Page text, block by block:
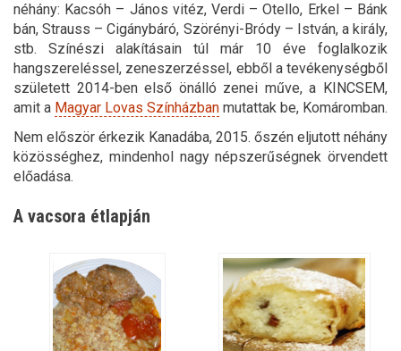
néhány: Kacsóh – János vitéz, Verdi – Otello, Erkel – Bánk
bán, Strauss – Cigánybáró, Szörényi-Bródy – István, a király,
stb. Színészi alakításain túl már 10 éve foglalkozik
hangszereléssel, zeneszerzéssel, ebből a tevékenységből
született 2014-ben első önálló zenei műve, a KINCSEM,
amit a Magyar Lovas Színházban mutattak be, Komáromban.
Nem először érkezik Kanadába, 2015. őszén eljutott néhány
közösséghez, mindenhol nagy népszerűségnek örvendett
előadása.
A vacsora étlapján